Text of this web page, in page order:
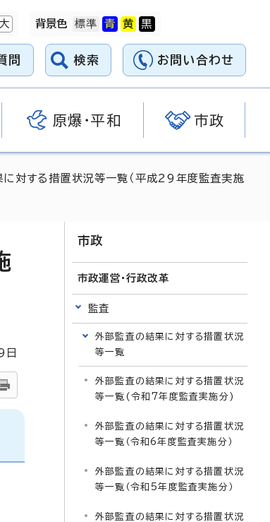
背景色
問 検索 お問い合わせ
原爆・平和 市政
対する措置状況等一覧（平成29年度監査実施
日
市政
市政運営・行政改革
監査
外部監査の結果に対する措置状況
等一覧
外部監査の結果に対する措置状況
等一覧(令和7年度監査実施分)
外部監査の結果に対する措置状況
等一覧（令和6年度監査実施分）
外部監査の結果に対する措置状況
等一覧（令和5年度監査実施分）
外部監査の結果に対する措置状況